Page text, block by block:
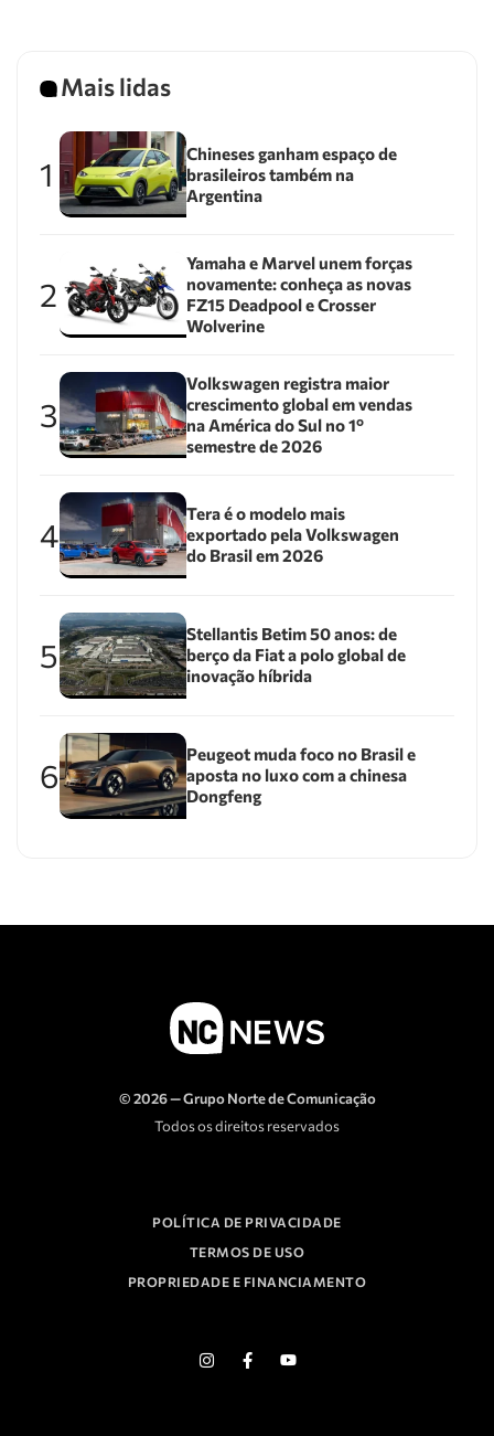
Mais lidas
1
Chineses ganham espaço de
brasileiros também na
Argentina
2
Yamaha e Marvel unem forças
novamente: conheça as novas
FZ15 Deadpool e Crosser
Wolverine
3
Volkswagen registra maior
crescimento global em vendas
na América do Sul no 1º
semestre de 2026
4
Tera é o modelo mais
exportado pela Volkswagen
do Brasil em 2026
5
Stellantis Betim 50 anos: de
berço da Fiat a polo global de
inovação híbrida
6
Peugeot muda foco no Brasil e
aposta no luxo com a chinesa
Dongfeng
© 2026 — Grupo Norte de Comunicação
Todos os direitos reservados
POLÍTICA DE PRIVACIDADE
TERMOS DE USO
PROPRIEDADE E FINANCIAMENTO